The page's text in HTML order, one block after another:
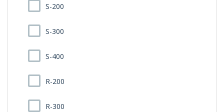
S-200
S-300
S-400
R-200
R-300